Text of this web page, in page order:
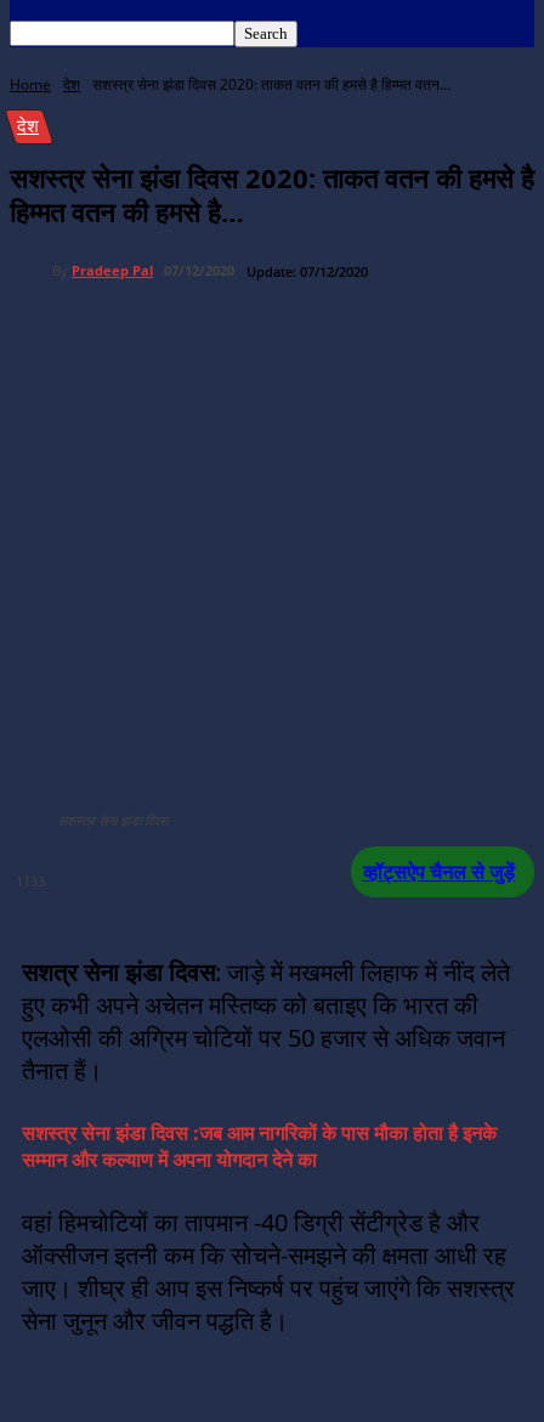
Home देश सशस्त्र सेना झंडा दिवस 2020: ताकत वतन की हमसे है हिम्मत वतन...
देश
सशस्त्र सेना झंडा दिवस 2020: ताकत वतन की हमसे है
हिम्मत वतन की हमसे है…
By Pradeep Pal 07/12/2020 Update: 07/12/2020
सशस्त्र सेना झंडा दिवस
व्हॉट्सऐप चैनल से जुड़ें
1133
सशत्र सेना झंडा दिवस: जाड़े में मखमली लिहाफ में नींद लेते
हुए कभी अपने अचेतन मस्तिष्क को बताइए कि भारत की
एलओसी की अग्रिम चोटियों पर 50 हजार से अधिक जवान
तैनात हैं।
सशस्त्र सेना झंडा दिवस :जब आम नागरिकों के पास मौका होता है इनके
सम्मान और कल्याण में अपना योगदान देने का
वहां हिमचोटियों का तापमान -40 डिग्री सेंटीग्रेड है और
ऑक्सीजन इतनी कम कि सोचने-समझने की क्षमता आधी रह
जाए। शीघ्र ही आप इस निष्कर्ष पर पहुंच जाएंगे कि सशस्त्र
सेना जुनून और जीवन पद्धति है।